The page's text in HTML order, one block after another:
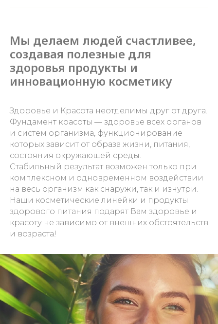
Мы делаем людей счастливее,
создавая полезные для
здоровья продукты и
инновационную косметику
Здоровье и Красота неотделимы друг от друга.
Фундамент красоты — здоровье всех органов
и систем организма, функционирование
которых зависит от образа жизни, питания,
состояния окружающей среды.
Стабильный результат возможен только при
комплексном и одновременном воздействии
на весь организм как снаружи, так и изнутри.
Наши косметические линейки и продукты
здорового питания подарят Вам здоровье и
красоту не зависимо от внешних обстоятельств
и возраста!